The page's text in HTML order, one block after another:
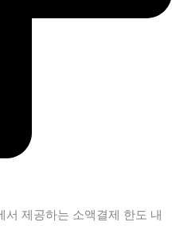
제공하는 소액결제 한도 내